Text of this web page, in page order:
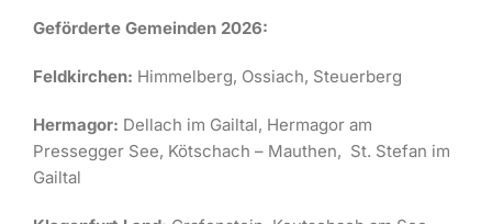
Geförderte Gemeinden 2026:
Feldkirchen: Himmelberg, Ossiach, Steuerberg
Hermagor: Dellach im Gailtal, Hermagor am
Pressegger See, Kötschach – Mauthen, St. Stefan im
Gailtal